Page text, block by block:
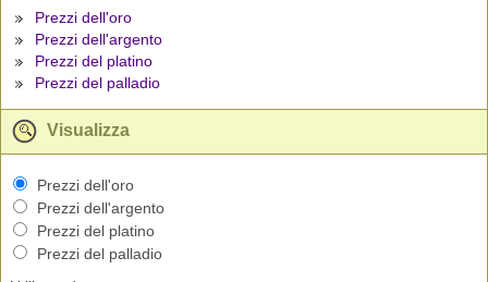
Prezzi dell'oro
Prezzi dell'argento
Prezzi del platino
Prezzi del palladio
Visualizza
Prezzi dell'oro
Prezzi dell'argento
Prezzi del platino
Prezzi del palladio